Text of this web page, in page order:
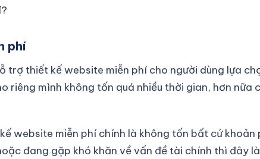
phí
trợ thiết kế website miễn phí cho người dùng lựa
riêng mình không tốn quá nhiều thời gian, hơn
website miễn phí chính là không tốn bất cứ
đang gặp khó khăn về vấn đề tài chính thì đây